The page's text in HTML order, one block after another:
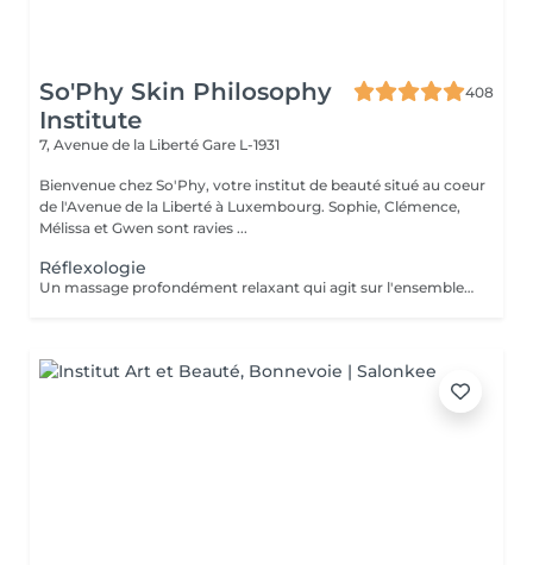
So'Phy Skin Philosophy
Institute
408
7, Avenue de la Liberté Gare L-1931
Bienvenue chez So'Phy, votre institut de beauté situé au coeur
de l'Avenue de la Liberté à Luxembourg. Sophie, Clémence,
Mélissa et Gwen sont ravies ...
Réflexologie
Un massage profondément relaxant qui agit sur l'ensemble du corps à travers des points spécifiques situés au niveau des pieds. Grâce à des pressions ciblées, ce soin permet de relâcher les tensions, stimuler les fonctions naturelles de l'organisme et favoriser une sensation de rééquilibrage global. Il procure une détente profonde, améliore la sensation de légèreté et contribue à apaiser le corps comme l'esprit. Un moment idéal pour relâcher les tensions accumulées, se recentrer et retrouver un état de bien-être global.